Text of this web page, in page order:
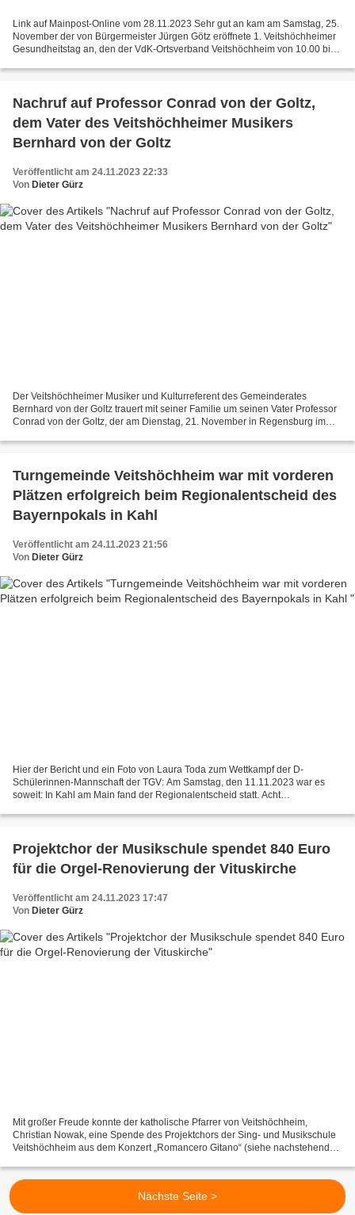
Link auf Mainpost-Online vom 28.11.2023 Sehr gut an kam am Samstag, 25.
November der von Bürgermeister Jürgen Götz eröffnete 1. Veitshöchheimer
Gesundheitstag an, den der VdK-Ortsverband Veitshöchheim von 10.00 bis
Nachruf auf Professor Conrad von der Goltz,
dem Vater des Veitshöchheimer Musikers
Bernhard von der Goltz
Veröffentlicht am 24.11.2023 22:33
Von Dieter Gürz
Der Veitshöchheimer Musiker und Kulturreferent des Gemeinderates
Bernhard von der Goltz trauert mit seiner Familie um seinen Vater Professor
Conrad von der Goltz, der am Dienstag, 21. November in Regensburg im
Turngemeinde Veitshöchheim war mit vorderen
Plätzen erfolgreich beim Regionalentscheid des
Bayernpokals in Kahl
Veröffentlicht am 24.11.2023 21:56
Von Dieter Gürz
Hier der Bericht und ein Foto von Laura Toda zum Wettkampf der D-
Schülerinnen-Mannschaft der TGV: Am Samstag, den 11.11.2023 war es
soweit: In Kahl am Main fand der Regionalentscheid statt. Acht
Projektchor der Musikschule spendet 840 Euro
für die Orgel-Renovierung der Vituskirche
Veröffentlicht am 24.11.2023 17:47
Von Dieter Gürz
Mit großer Freude konnte der katholische Pfarrer von Veitshöchheim,
Christian Nowak, eine Spende des Projektchors der Sing- und Musikschule
Veitshöchheim aus dem Konzert „Romancero Gitano“ (siehe nachstehender
Nächste Seite >